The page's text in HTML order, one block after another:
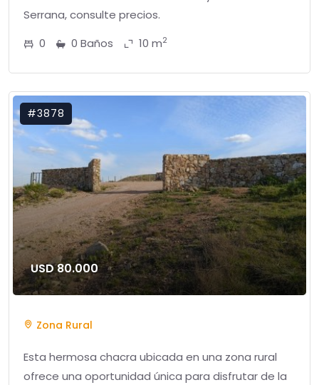
Serrana, consulte precios.
0
0 Baños 10 m2
#3878
USD 80.000
Zona Rural
Esta hermosa chacra ubicada en una zona rural
ofrece una oportunidad única para disfrutar de la